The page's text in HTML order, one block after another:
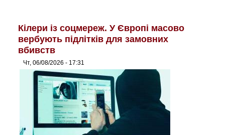
Кілери із соцмереж. У Європі масово
вербують підлітків для замовних
вбивств
Чт, 06/08/2026 - 17:31